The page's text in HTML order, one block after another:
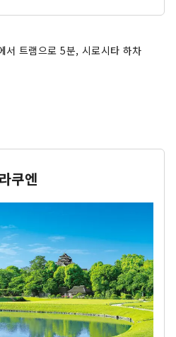
서 트램으로 5분, 시로시타 하차
쿠엔